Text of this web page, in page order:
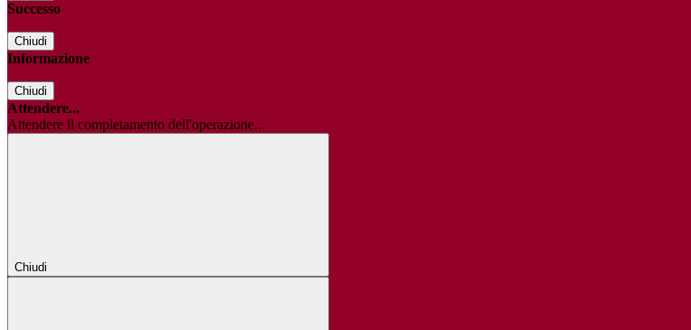
Successo
Chiudi
Informazione
Chiudi
Attendere...
Attendere il completamento dell'operazione...
Chiudi